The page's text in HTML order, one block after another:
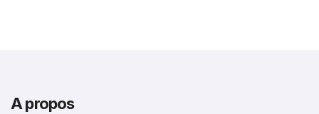
A propos